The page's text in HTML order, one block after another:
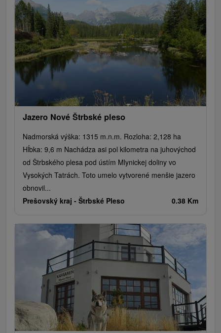
Ogrody botaniczne
Loty widokowe i rejsy wycieczkowe
Jeziora, jeziora, zbiorniki wodne
Zabytki techniki
Pomniki
Wodospady
Kościoły drewniane Źródła Teatry
Jazda konna
Túry a turistické chodníky
Zamki Chaty górskie
Miejsca sakralne
Rafting, rafting, rafting
Ośrodek narciarski
Pola golfowe
Cyklotrasy
Jazero Nové Štrbské pleso
Nadmorská výška: 1315 m.n.m. Rozloha: 2,128 ha
Hĺbka: 9,6 m Nachádza asi pol kilometra na juhovýchod
od Štrbského plesa pod ústím Mlynickej doliny vo
Vysokých Tatrách. Toto umelo vytvorené menšie jazero
obnovil...
Prešovský kraj - Štrbské Pleso 0.38 Km